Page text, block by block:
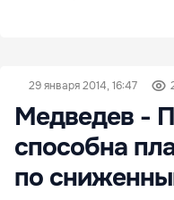
29 января 2014, 16:47
Медведев -
способна
по